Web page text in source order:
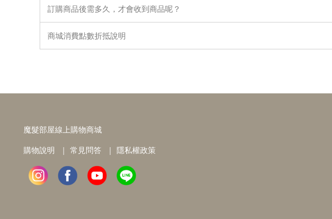
訂購商品後需多久，才會收到商品呢？
商城消費點數折抵說明
魔髮部屋線上購物商城
購物說明 常見問答 隱私權政策